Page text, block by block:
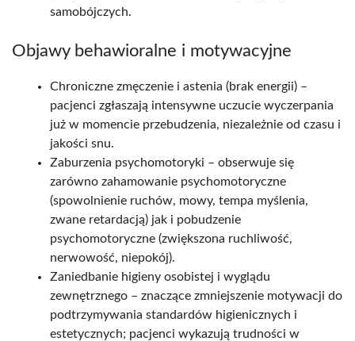
samobójczych.
Objawy behawioralne i motywacyjne
Chroniczne zmęczenie i astenia (brak energii) –
pacjenci zgłaszają intensywne uczucie wyczerpania
już w momencie przebudzenia, niezależnie od czasu i
jakości snu.​
Zaburzenia psychomotoryki – obserwuje się
zarówno zahamowanie psychomotoryczne
(spowolnienie ruchów, mowy, tempa myślenia,
zwane retardacją) jak i pobudzenie
psychomotoryczne (zwiększona ruchliwość,
nerwowość, niepokój).​
Zaniedbanie higieny osobistej i wyglądu
zewnętrznego – znaczące zmniejszenie motywacji do
podtrzymywania standardów higienicznych i
estetycznych; pacjenci wykazują trudności w